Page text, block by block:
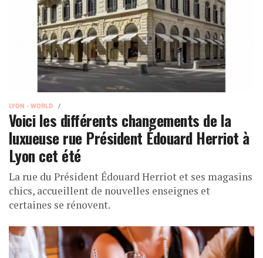
LYON - WORLD
Voici les différents changements de la
luxueuse rue Président Édouard Herriot à
Lyon cet été
La rue du Président Édouard Herriot et ses magasins
chics, accueillent de nouvelles enseignes et
certaines se rénovent.